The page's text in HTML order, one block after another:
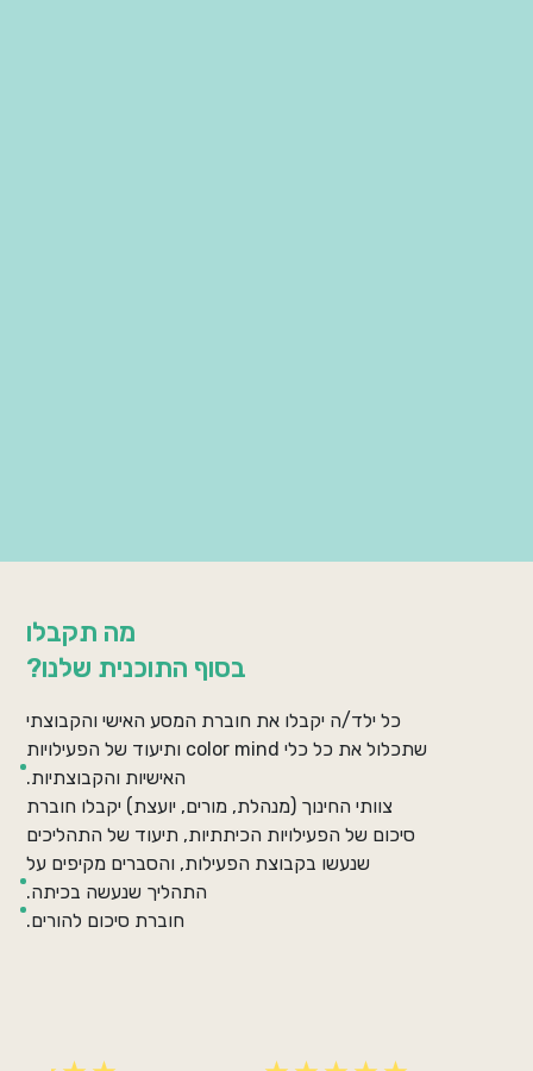
מה תקבלו
בסוף התוכנית שלנו?
כל ילד/ה יקבלו את חוברת המסע האישי והקבוצתי
שתכלול את כל כלי color mind ותיעוד של הפעילויות
האישיות והקבוצתיות.
צוותי החינוך (מנהלת, מורים, יועצת) יקבלו חוברת
סיכום של הפעילויות הכיתתיות, תיעוד של התהליכים
שנעשו בקבוצת הפעילות, והסברים מקיפים על
התהליך שנעשה בכיתה.
חוברת סיכום להורים.